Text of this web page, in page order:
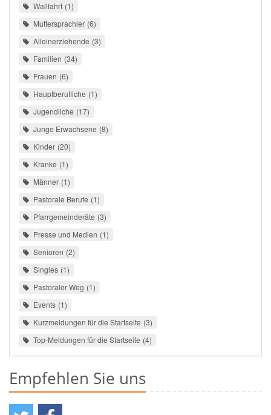
Wallfahrt 1
Muttersprachler 6
Alleinerziehende 3
Familien 34
Frauen 6
Hauptberufliche 1
Jugendliche 17
Junge Erwachsene 8
Kinder 20
Kranke 1
Männer 1
Pastorale Berufe 1
Pfarrgemeinderäte 3
Presse und Medien 1
Senioren 2
Singles 1
Pastoraler Weg 1
Events 1
Kurzmeldungen für die Startseite 3
Top-Meldungen für die Startseite 4
Empfehlen Sie uns